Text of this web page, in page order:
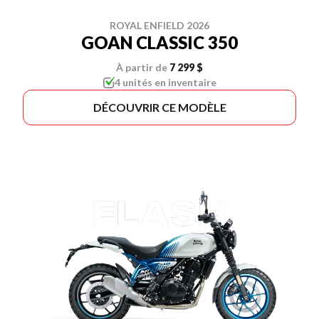
ROYAL ENFIELD 2026
GOAN CLASSIC 350
À partir de 7 299 $
4 unités en inventaire
DÉCOUVRIR CE MODÈLE